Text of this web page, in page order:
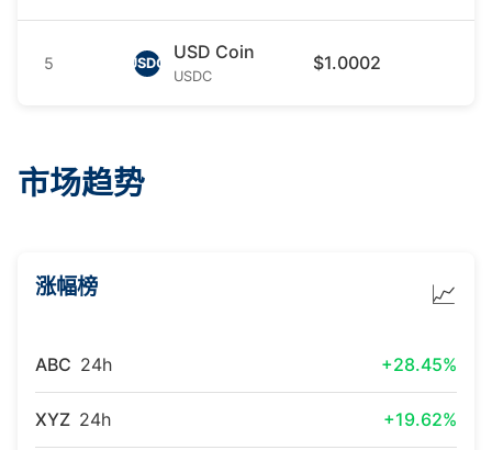
5 USDC USD Coin
USDC
$1.0002
市场趋势
涨幅榜 📈
ABC 24h +28.45%
XYZ 24h +19.62%